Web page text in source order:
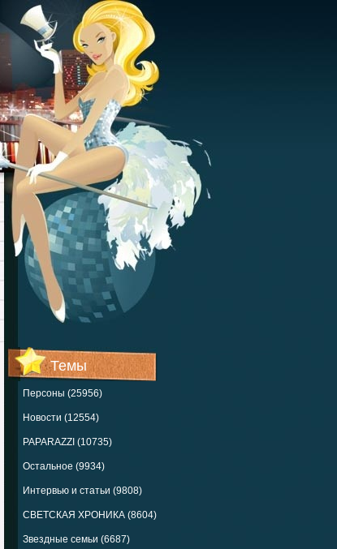
Темы
Персоны (25956)
Новости (12554)
PAPARAZZI (10735)
Остальное (9934)
Интервью и статьи (9808)
СВЕТСКАЯ ХРОНИКА (8604)
Звездные семьи (6687)